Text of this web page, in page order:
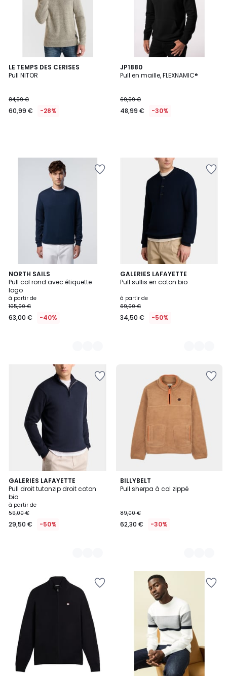
LE TEMPS DES CERISES
Pull NITOR
84,99 €
60,99 € -28%
JP1880
Pull en maille, FLEXNAMIC®
69,99 €
48,99 € -30%
NORTH SAILS
Pull col rond avec étiquette
logo
à partir de
105,00 €
63,00 € -40%
4
Couleurs
GALERIES LAFAYETTE
Pull sullis en coton bio
à partir de
69,00 €
34,50 € -50%
3
Couleurs
GALERIES LAFAYETTE
Pull droit tutonzip droit coton
bio
à partir de
59,00 €
29,50 € -50%
2
Couleurs
BILLYBELT
Pull sherpa à col zippé
89,00 €
62,30 € -30%
2
Couleurs